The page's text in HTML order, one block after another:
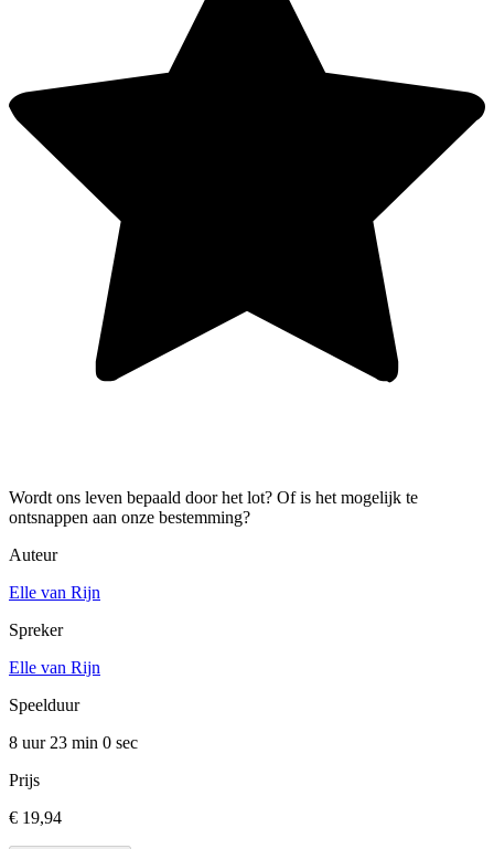
Wordt ons leven bepaald door het lot? Of is het mogelijk te
ontsnappen aan onze bestemming?
Auteur
Elle van Rijn
Spreker
Elle van Rijn
Speelduur
8 uur 23 min 0 sec
Prijs
€ 19,94